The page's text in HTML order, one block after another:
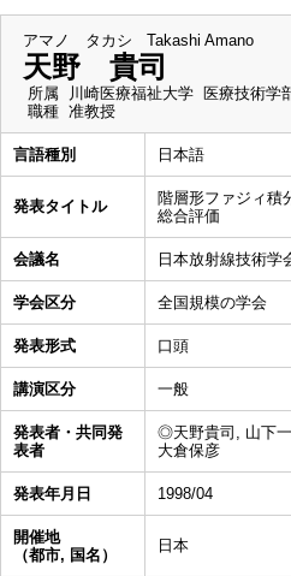
アマノ タカシ Takashi Amano
天野 貴司
所属
川崎医療福祉大学 医療技術学
職種 准教授
言語種別 日本語
発表タイトル
階層形ファジィ積
総合評価
会議名 日本放射線技術学
学会区分 全国規模の学会
発表形式 口頭
講演区分 一般
発表者・共同発
表者
◎天野貴司, 山下
大倉保彦
発表年月日 1998/04
開催地
（都市, 国名）
日本